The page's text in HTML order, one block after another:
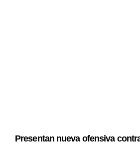
Presentan nueva ofensiva